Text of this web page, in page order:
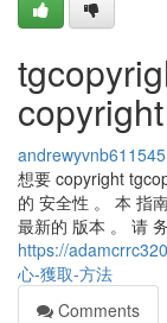
andrewyvnb611545
想要 copyright
的 安全性 。 本 指
最新的 版本 。 请
https://
心-獲取-方法
Comments